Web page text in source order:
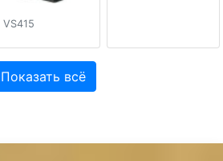
VS415
Показать всё